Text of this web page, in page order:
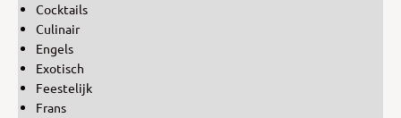
Cocktails
Culinair
Engels
Exotisch
Feestelijk
Frans